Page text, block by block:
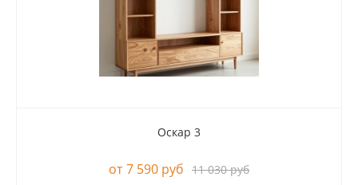
Оскар 3
7 590 руб 11 030 руб